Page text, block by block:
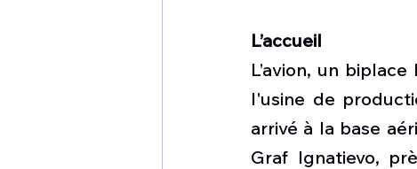
L’accueil
L’avion, un
l'usine de
arrivé à la base
Graf Ignatievo,